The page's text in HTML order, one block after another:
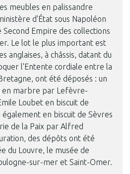
meubles en palissandre
d'État sous Napoléon
Empire des collections
Le lot le plus important est
anglaises, à châssis, datant du
l'Entente cordiale entre la
ont été déposés : un
en marbre par Lefèvre-
Loubet en biscuit de
en biscuit de Sèvres
de la Paix par Alfred
des dépôts ont été
du Louvre, le musée de
sur-mer et Saint-Omer.